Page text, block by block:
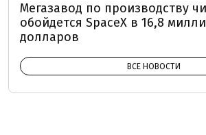
Мегазавод по производству
обойдется SpaceX в 16,8
долларов
ВСЕ НОВОСТИ